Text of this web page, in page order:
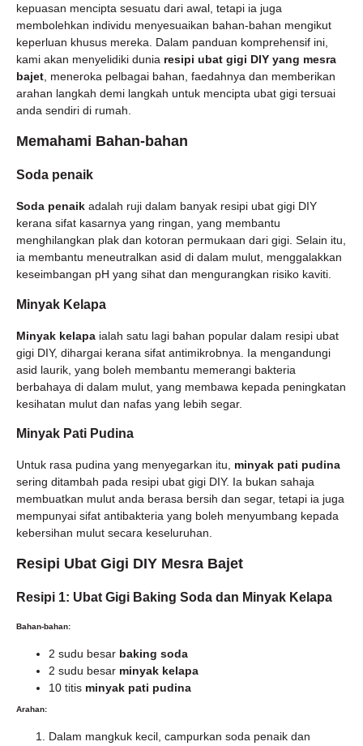
kepuasan mencipta sesuatu dari awal, tetapi ia juga
membolehkan individu menyesuaikan bahan-bahan mengikut
keperluan khusus mereka. Dalam panduan komprehensif ini,
kami akan menyelidiki dunia resipi ubat gigi DIY yang mesra
bajet , meneroka pelbagai bahan, faedahnya dan memberikan
arahan langkah demi langkah untuk mencipta ubat gigi tersuai
anda sendiri di rumah.
Memahami Bahan-bahan
Soda penaik
Soda penaik adalah ruji dalam banyak resipi ubat gigi DIY
kerana sifat kasarnya yang ringan, yang membantu
menghilangkan plak dan kotoran permukaan dari gigi. Selain itu,
ia membantu meneutralkan asid di dalam mulut, menggalakkan
keseimbangan pH yang sihat dan mengurangkan risiko kaviti.
Minyak Kelapa
Minyak kelapa ialah satu lagi bahan popular dalam resipi ubat
gigi DIY, dihargai kerana sifat antimikrobnya. Ia mengandungi
asid laurik, yang boleh membantu memerangi bakteria
berbahaya di dalam mulut, yang membawa kepada peningkatan
kesihatan mulut dan nafas yang lebih segar.
Minyak Pati Pudina
Untuk rasa pudina yang menyegarkan itu, minyak pati pudina
sering ditambah pada resipi ubat gigi DIY. Ia bukan sahaja
membuatkan mulut anda berasa bersih dan segar, tetapi ia juga
mempunyai sifat antibakteria yang boleh menyumbang kepada
kebersihan mulut secara keseluruhan.
Resipi Ubat Gigi DIY Mesra Bajet
Resipi 1: Ubat Gigi Baking Soda dan Minyak Kelapa
Bahan-bahan:
2 sudu besar baking soda
2 sudu besar minyak kelapa
10 titis minyak pati pudina
Arahan:
Dalam mangkuk kecil, campurkan soda penaik dan